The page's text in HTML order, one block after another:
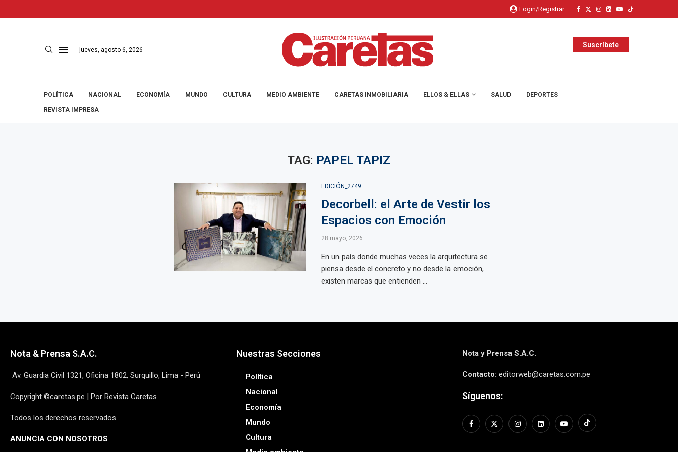
Login/Registrar
jueves, agosto 6, 2026
Suscríbete
POLÍTICA NACIONAL ECONOMÍA MUNDO CULTURA MEDIO AMBIENTE CARETAS INMOBILIARIA ELLOS & ELLAS SALUD DEPORTES
REVISTA IMPRESA
TAG: PAPEL TAPIZ
EDICIÓN_2749
Decorbell: el Arte de Vestir los
Espacios con Emoción
28 mayo, 2026
En un país donde muchas veces la arquitectura se
piensa desde el concreto y no desde la emoción,
existen marcas que entienden ...
Nota & Prensa S.A.C.
Av. Guardia Civil 1321, Oficina 1802, Surquillo, Lima - Perú
Copyright ©caretas.pe | Por Revista Caretas
Todos los derechos reservados
ANUNCIA CON NOSOTROS
Nuestras Secciones
Política
Nacional
Economía
Mundo
Cultura
Nota y Prensa S.A.C.
Contacto: editorweb@caretas.com.pe
Síguenos: